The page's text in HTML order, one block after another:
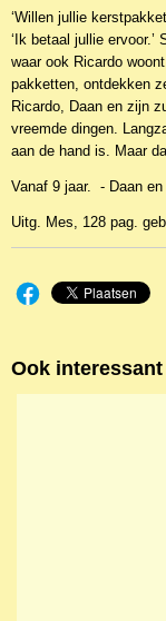
EAN code
9789059522756
‘Willen jullie
‘Ik betaal jullie
waar ook Ricardo
pakketten, ontdekken
Ricardo, Daan en zijn
vreemde dingen.
aan de hand is. Maar
Vanaf 9 jaar. - Daan
Uitg. Mes, 128 pag.
Ook interessant